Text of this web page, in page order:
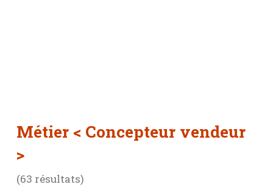
Métier < Concepteur vendeur
>
(63 résultats)